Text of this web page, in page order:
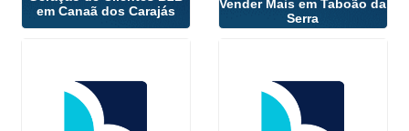
em Canaã dos Carajás
Vender Mais em Taboão da
Serra